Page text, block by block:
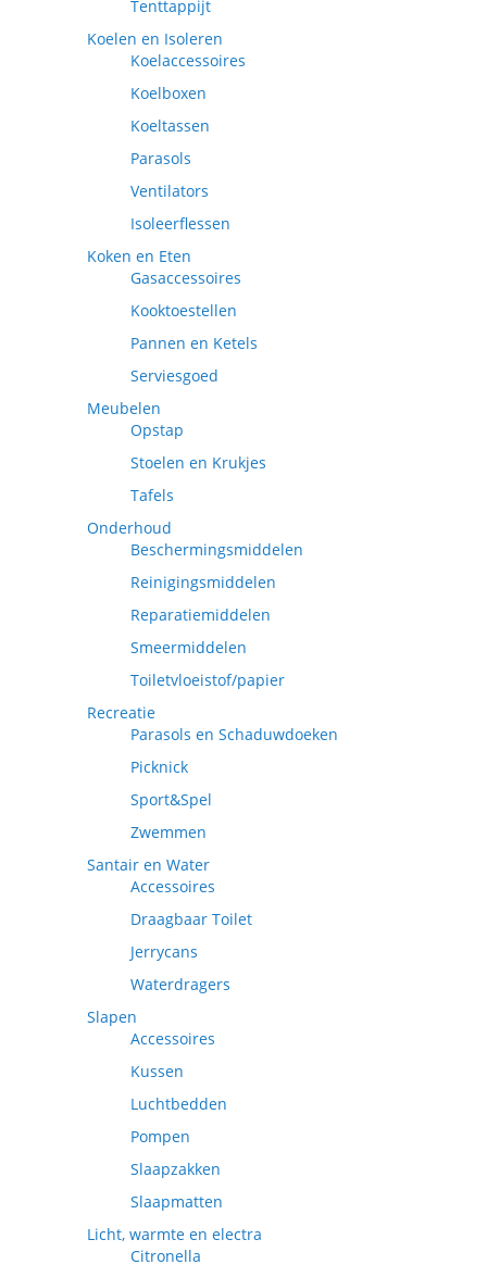
Tenttappijt
Koelen en Isoleren
Koelaccessoires
Koelboxen
Koeltassen
Parasols
Ventilators
Isoleerflessen
Koken en Eten
Gasaccessoires
Kooktoestellen
Pannen en Ketels
Serviesgoed
Meubelen
Opstap
Stoelen en Krukjes
Tafels
Onderhoud
Beschermingsmiddelen
Reinigingsmiddelen
Reparatiemiddelen
Smeermiddelen
Toiletvloeistof/papier
Recreatie
Parasols en Schaduwdoeken
Picknick
Sport&Spel
Zwemmen
Santair en Water
Accessoires
Draagbaar Toilet
Jerrycans
Waterdragers
Slapen
Accessoires
Kussen
Luchtbedden
Pompen
Slaapzakken
Slaapmatten
Licht, warmte en electra
Citronella